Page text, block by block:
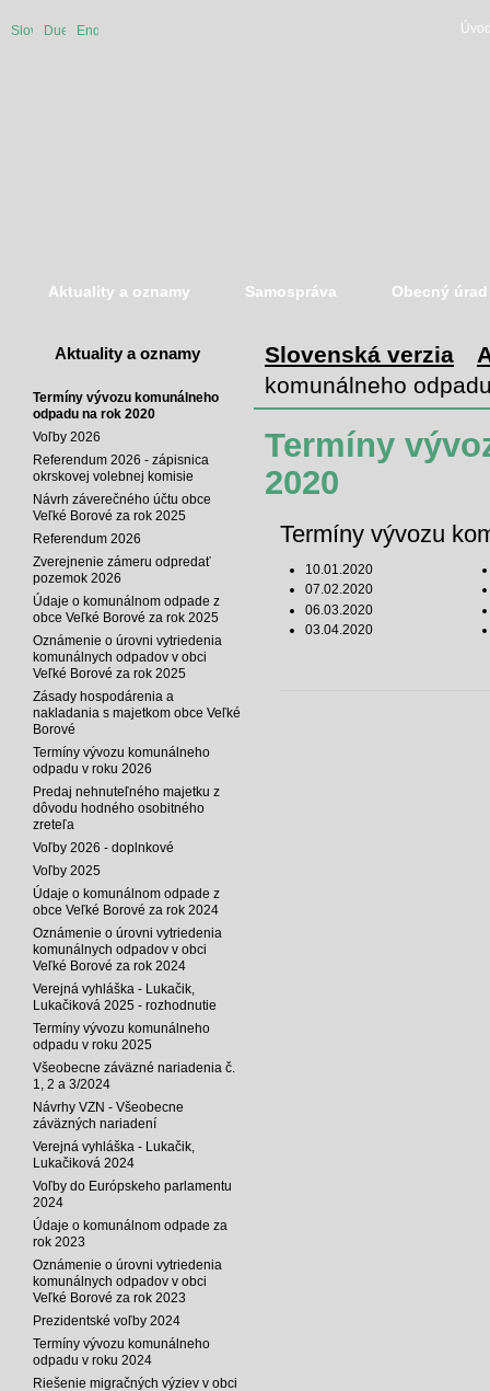
SlovenskáDuetsche
English
Aktuality a oznamy Samospráva Obecný úrad
Aktuality a oznamy
Termíny vývozu komunálneho
odpadu na rok 2020
Voľby 2026
Referendum 2026 - zápisnica
okrskovej volebnej komisie
Návrh záverečného účtu obce
Veľké Borové za rok 2025
Referendum 2026
Zverejnenie zámeru odpredať
pozemok 2026
Údaje o komunálnom odpade z
obce Veľké Borové za rok 2025
Oznámenie o úrovni vytriedenia
komunálnych odpadov v obci
Veľké Borové za rok 2025
Zásady hospodárenia a
nakladania s majetkom obce Veľké
Borové
Termíny vývozu komunálneho
odpadu v roku 2026
Predaj nehnuteľného majetku z
dôvodu hodného osobitného
zreteľa
Voľby 2026 - doplnkové
Voľby 2025
Údaje o komunálnom odpade z
obce Veľké Borové za rok 2024
Oznámenie o úrovni vytriedenia
komunálnych odpadov v obci
Veľké Borové za rok 2024
Verejná vyhláška - Lukačik,
Lukačiková 2025 - rozhodnutie
Termíny vývozu komunálneho
odpadu v roku 2025
Všeobecne záväzné nariadenia č.
1, 2 a 3/2024
Návrhy VZN - Všeobecne
záväzných nariadení
Verejná vyhláška - Lukačik,
Lukačiková 2024
Voľby do Európskeho parlamentu
2024
Údaje o komunálnom odpade za
rok 2023
Oznámenie o úrovni vytriedenia
komunálnych odpadov v obci
Veľké Borové za rok 2023
Prezidentské voľby 2024
Termíny vývozu komunálneho
odpadu v roku 2024
Riešenie migračných výziev v obci
Slovenská verzia
komunálneho
Termíny
2020
Termíny vývozu
10.01.2020
07.02.2020
06.03.2020
03.04.2020